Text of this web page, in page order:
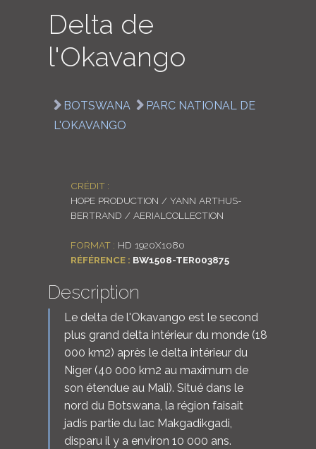
Delta de
l'Okavango
BOTSWANA
PARC NATIONAL DE
L'OKAVANGO
CRÉDIT :
HOPE PRODUCTION / YANN ARTHUS-
BERTRAND / AERIALCOLLECTION
FORMAT : HD 1920X1080
RÉFÉRENCE : BW1508-TER003875
Description
Le delta de l'Okavango est le second
plus grand delta intérieur du monde (18
000 km2) après le delta intérieur du
Niger (40 000 km2 au maximum de
son étendue au Mali). Situé dans le
nord du Botswana, la région faisait
jadis partie du lac Makgadikgadi,
disparu il y a environ 10 000 ans.